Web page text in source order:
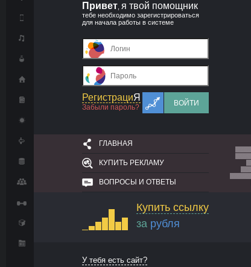
Привет я твой помощник
тебе необходимо зарегистрироваться
для начала работы в системе
РегистрациЯ
Забыли пароль?
ВОЙТИ
ГЛАВНАЯ
КУПИТЬ РЕКЛАМУ
ВОПРОСЫ И ОТВЕТЫ
Купить ссылку
за рубля
У тебя есть сайт?